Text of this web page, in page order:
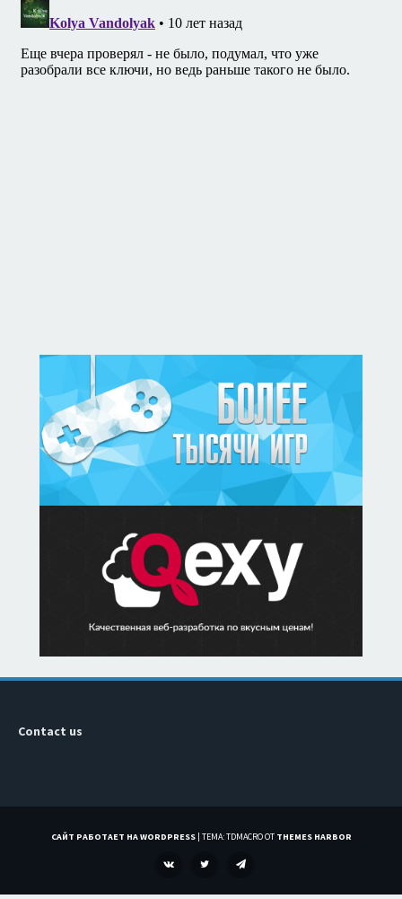
Contact us
САЙТ РАБОТАЕТ НА WORDPRESS ТЕМА: TDMACRO ОТ THEMES HARBOR
TWITTER